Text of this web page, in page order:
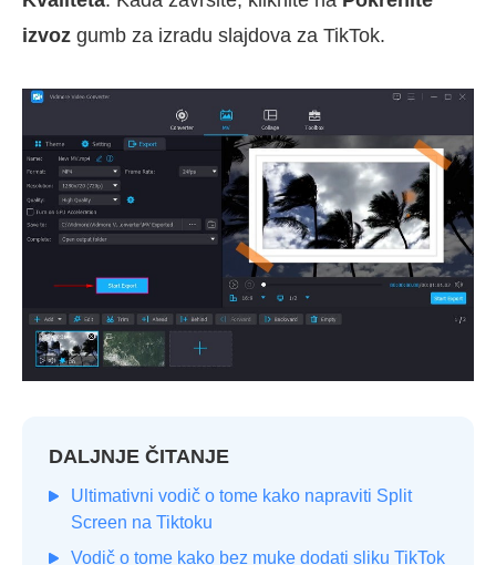
izvoz gumb za izradu slajdova za TikTok.
DALJNJE ČITANJE
Ultimativni vodič o tome kako napraviti Split
Screen na Tiktoku
Vodič o tome kako bez muke dodati sliku TikTok